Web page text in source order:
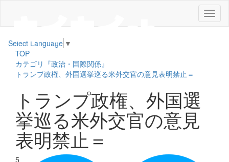
メ
ニ
Select Language ▼
TOP
カテゴリ『政治・国際関係』
トランプ政権、外国選挙巡る米外交官の意見表明禁止＝
トランプ政権、外国選
挙巡る米外交官の意見
表明禁止＝
5